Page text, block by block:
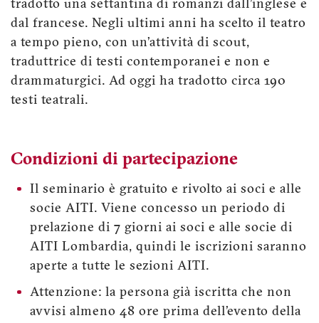
tradotto una settantina di romanzi dall’inglese e
dal francese. Negli ultimi anni ha scelto il teatro
a tempo pieno, con un’attività di scout,
traduttrice di testi contemporanei e non e
drammaturgici. Ad oggi ha tradotto circa 190
testi teatrali.
Condizioni di partecipazione
Il seminario è gratuito e rivolto ai soci e alle
socie AITI. Viene concesso un periodo di
prelazione di 7 giorni ai soci e alle socie di
AITI Lombardia, quindi le iscrizioni saranno
aperte a tutte le sezioni AITI.
Attenzione: la persona già iscritta che non
avvisi almeno 48 ore prima dell’evento della